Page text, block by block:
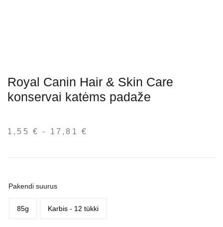
Royal Canin Hair & Skin Care
konservai katėms padaže
1,55 € - 17,81€
Pakendi suurus
85g Karbis - 12 tükki